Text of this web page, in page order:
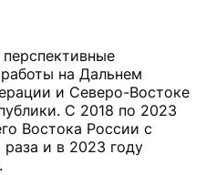
на Дальнем
и Северо-Востоке
С 2018 по 2023
Востока России с
и в 2023 году